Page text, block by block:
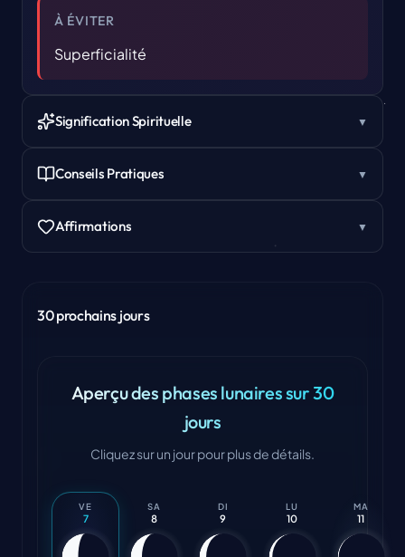
À ÉVITER
Superficialité
Signification Spirituelle ▼
Conseils Pratiques ▼
Affirmations ▼
30 prochains jours
Aperçu des phases lunaires sur 30
jours
Cliquez sur un jour pour plus de détails.
VE
7
SA
8
DI
9
LU
10
MA
11